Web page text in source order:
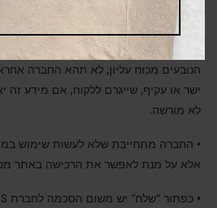
• החברה נוקטת באמצעי זהירות מקובלים
האפשר, על סודיות המידע. במקרים
הנובעים מכוח עליון, לא תהא החברה
ישר או עקיף, שייגרם ללקוח, אם מידע זה
לא מורשה.
• החברה מתחייבת שלא לעשות שימוש
אלא על מנת לאפשר את הרכישה באתר